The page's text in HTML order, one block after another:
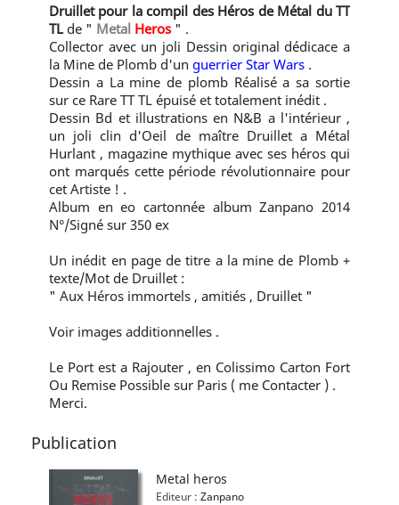
Druillet pour la compil des Héros de Métal du TT
TL de " Metal Heros " .
Collector avec un joli Dessin original dédicace a
la Mine de Plomb d'un guerrier Star Wars .
Dessin a La mine de plomb Réalisé a sa sortie
sur ce Rare TT TL épuisé et totalement inédit .
Dessin Bd et illustrations en N&B a l'intérieur ,
un joli clin d'Oeil de maître Druillet a Métal
Hurlant , magazine mythique avec ses héros qui
ont marqués cette période révolutionnaire pour
cet Artiste ! .
Album en eo cartonnée album Zanpano 2014
N°/Signé sur 350 ex
Un inédit en page de titre a la mine de Plomb +
texte/Mot de Druillet :
" Aux Héros immortels , amitiés , Druillet "
Voir images additionnelles .
Le Port est a Rajouter , en Colissimo Carton Fort
Ou Remise Possible sur Paris ( me Contacter ) .
Merci.
Publication
Metal heros
Editeur : Zanpano